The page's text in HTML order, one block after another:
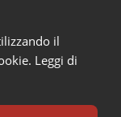
il
Leggi di